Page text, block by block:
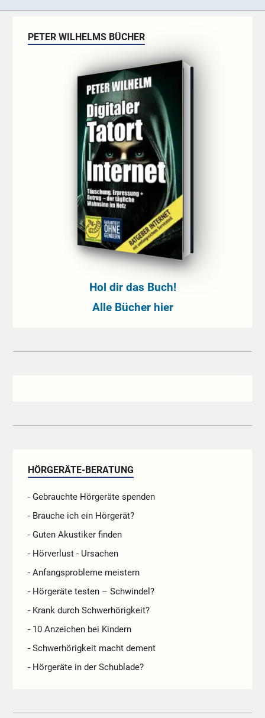
PETER WILHELMS BÜCHER
Hol dir das Buch!
Alle Bücher hier
HÖRGERÄTE-BERATUNG
- Gebrauchte Hörgeräte spenden
- Brauche ich ein Hörgerät?
- Guten Akustiker finden
- Hörverlust - Ursachen
- Anfangsprobleme meistern
- Hörgeräte testen – Schwindel?
- Krank durch Schwerhörigkeit?
- 10 Anzeichen bei Kindern
- Schwerhörigkeit macht dement
- Hörgeräte in der Schublade?